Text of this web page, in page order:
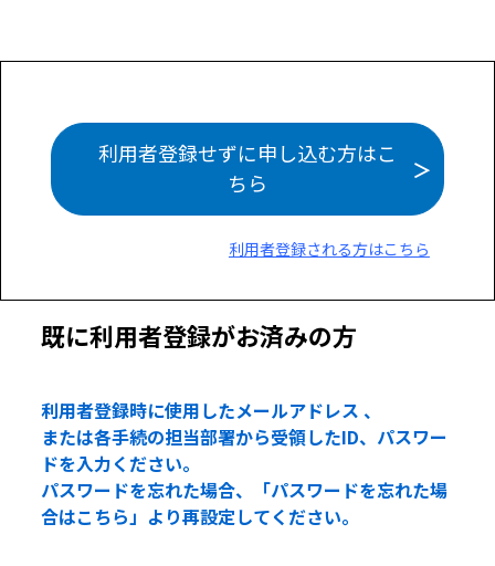
利用者登録せずに申し込む方はこ
ちら
利用者登録される方はこちら
既に利用者登録がお済みの方
利用者登録時に使用したメールアドレス 、
または各手続の担当部署から受領したID、パスワー
ドを入力ください。
パスワードを忘れた場合、「パスワードを忘れた場
合はこちら」より再設定してください。